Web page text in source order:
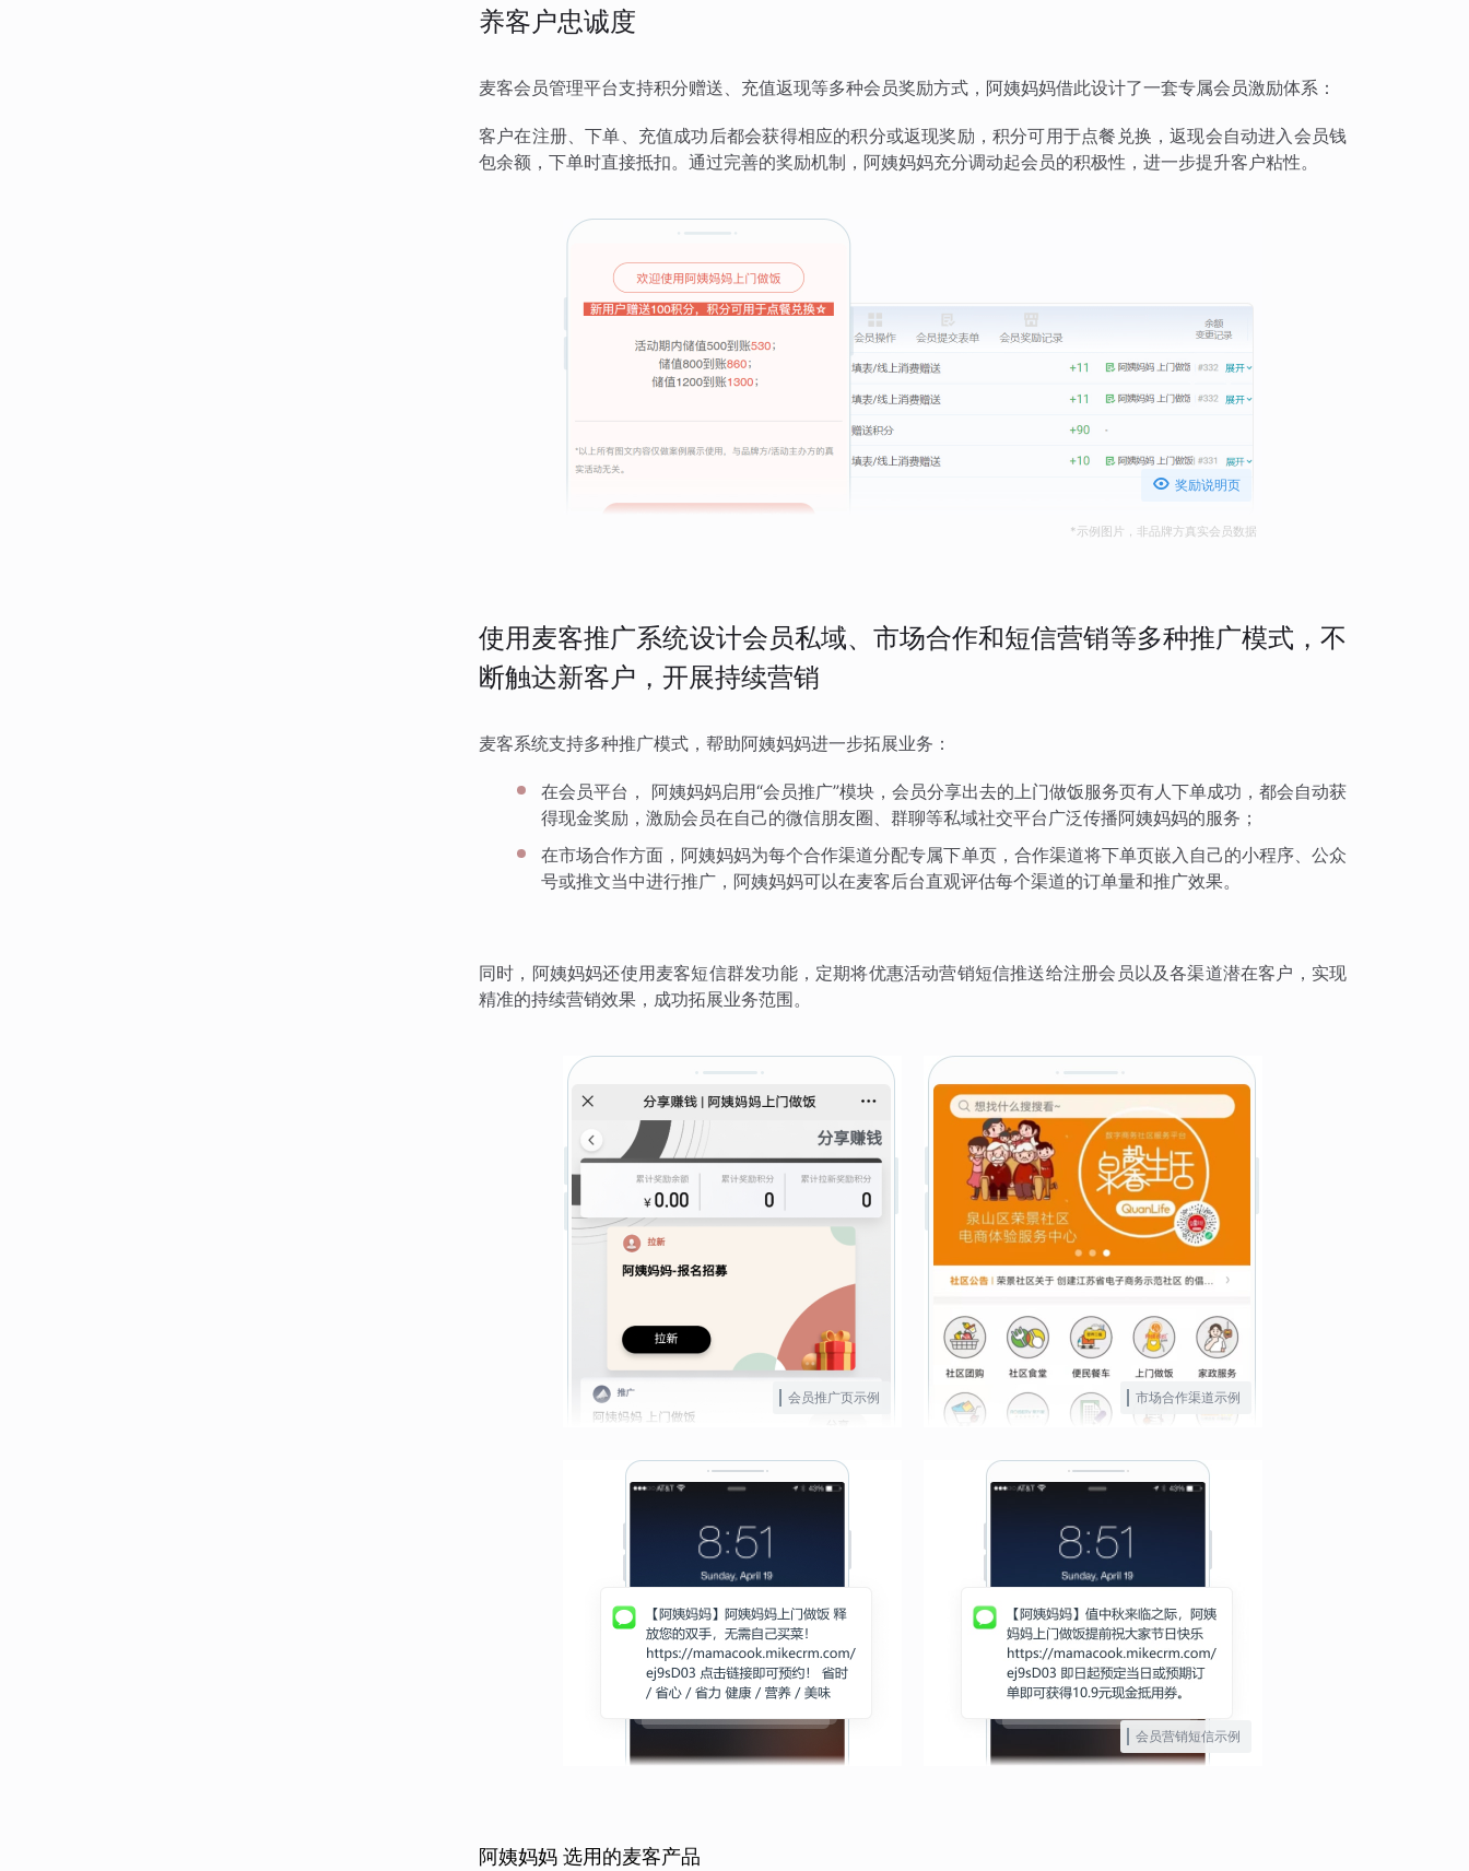
养客户忠诚度
麦客会员管理平台支持积分赠送、充值返现等多种会员奖励方式，阿姨妈妈借此设计了一套专属会员激励体系：
客户在注册、下单、充值成功后都会获得相应的积分或返现奖励，积分可用于点餐兑换，返现会自动进入会员钱
包余额，下单时直接抵扣。通过完善的奖励机制，阿姨妈妈充分调动起会员的积极性，进一步提升客户粘性。
 奖励说明页
*示例图片，非品牌方真实会员数据
使用麦客推广系统设计会员私域、市场合作和短信营销等多种推广模式，不
断触达新客户，开展持续营销
麦客系统支持多种推广模式，帮助阿姨妈妈进一步拓展业务：
在会员平台， 阿姨妈妈启用“会员推广”模块，会员分享出去的上门做饭服务页有人下单成功，都会自动获
得现金奖励，激励会员在自己的微信朋友圈、群聊等私域社交平台广泛传播阿姨妈妈的服务；
在市场合作方面，阿姨妈妈为每个合作渠道分配专属下单页，合作渠道将下单页嵌入自己的小程序、公众
号或推文当中进行推广，阿姨妈妈可以在麦客后台直观评估每个渠道的订单量和推广效果。
同时，阿姨妈妈还使用麦客短信群发功能，定期将优惠活动营销短信推送给注册会员以及各渠道潜在客户，实现
精准的持续营销效果，成功拓展业务范围。
会员推广页示例 市场合作渠道示例
会员营销短信示例
阿姨妈妈 选用的麦客产品